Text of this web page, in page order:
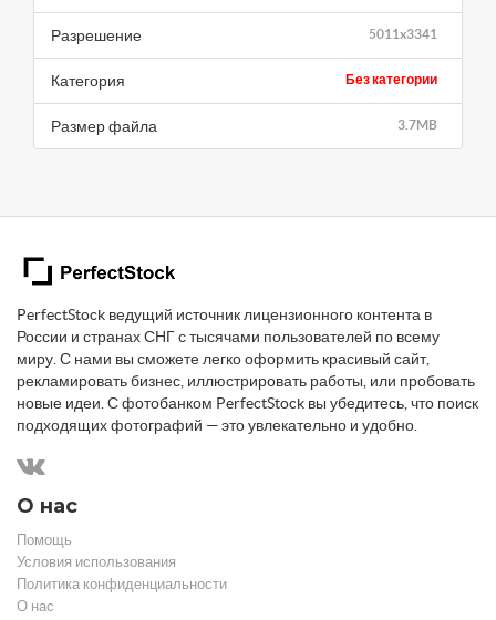
5011x3341
Разрешение
Без категории
Категория
3.7MB
Размер файла
PerfectStock ведущий источник лицензионного контента в
России и странах СНГ с тысячами пользователей по всему
миру. С нами вы сможете легко оформить красивый сайт,
рекламировать бизнес, иллюстрировать работы, или пробовать
новые идеи. С фотобанком PerfectStock вы убедитесь, что поиск
подходящих фотографий — это увлекательно и удобно.
О нас
Помощь
Условия использования
Политика конфиденциальности
О нас